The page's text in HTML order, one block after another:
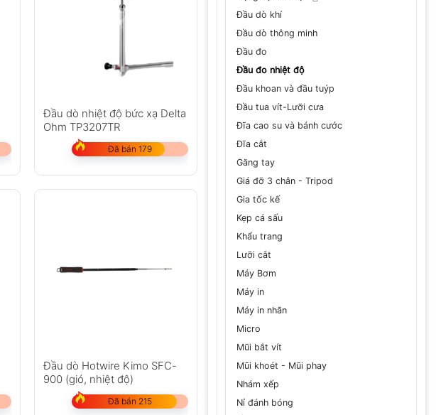
Đầu dò khí
Đầu dò thông minh
Đầu đo
Đầu đo nhiệt độ
Đầu khoan và đầu tuýp
Đầu tua vít-Lưỡi cưa
Đĩa cao su và bánh cước
Đĩa cắt
Găng tay
Giá đỡ 3 chân - Tripod
Gia tốc kế
Kẹp cá sấu
Khẩu trang
Lưỡi cắt
Máy Bơm
Máy in
Máy in nhãn
Micro
Mũi bắt vít
Mũi khoét - Mũi phay
Nhám xếp
Nỉ đánh bóng
Đầu dò nhiệt độ bức xạ Delta
Ohm TP3207TR
Đã bán 179
Đầu dò Hotwire Kimo SFC-
900 (gió, nhiệt độ)
Đã bán 215